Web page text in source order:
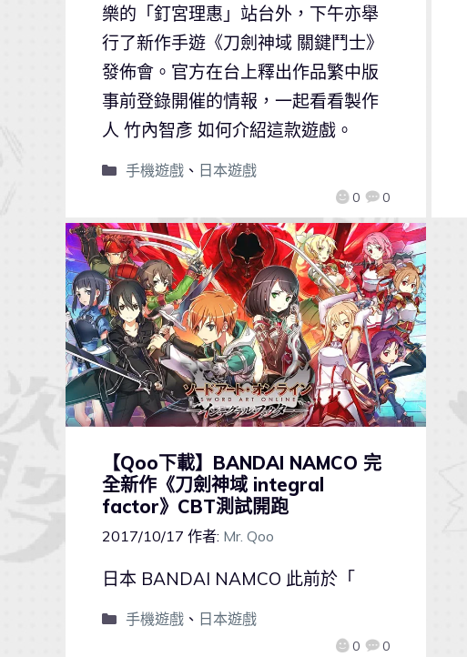
0 0
樂的「釘宮理惠」站台外，下午亦舉
行了新作手遊《刀劍神域 關鍵鬥士》
發佈會。官方在台上釋出作品繁中版
事前登錄開催的情報，一起看看製作
人 竹內智彥 如何介紹這款遊戲。
手機遊戲、 日本遊戲
【Qoo下載】BANDAI NAMCO 完
全新作《刀劍神域 integral
factor》CBT測試開跑
2017/10/17 作者: Mr. Qoo
0 0
日本 BANDAI NAMCO 此前於「
手機遊戲、 日本遊戲